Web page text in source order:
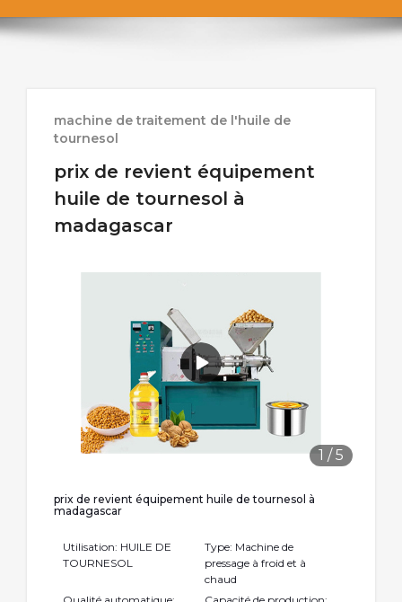
machine de traitement de l'huile de
tournesol
prix de revient équipement
huile de tournesol à
madagascar
1 /5
prix de revient équipement huile de tournesol à
madagascar
Utilisation: HUILE DE
TOURNESOL
Type: Machine de
pressage à froid et à
chaud